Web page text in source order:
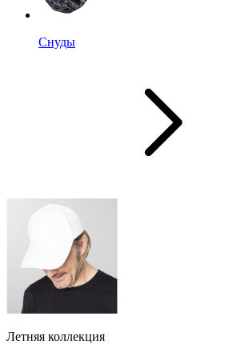
Снуды
Летняя коллекция